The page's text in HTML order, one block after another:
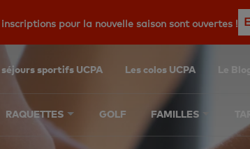
inscriptions pour la nouvelle saison sont ouvertes !
séjours sportifs UCPA Les colos UCPA Le Blog
RAQUETTES GOLF FAMILLES